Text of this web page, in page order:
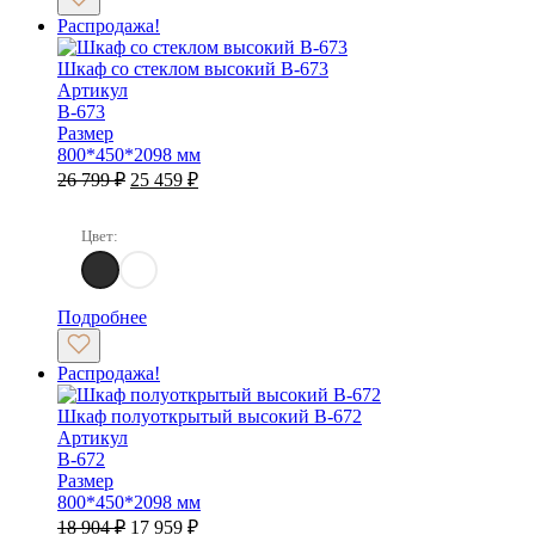
Распродажа!
Шкаф со стеклом высокий B-673
Артикул
B-673
Размер
800*450*2098 мм
26 799₽ Первоначальная
25 459 ₽Текущая
Цвет:
Сосна Касцина / Кубанит серый
Подробнее
Распродажа!
Шкаф полуоткрытый высокий B-672
Артикул
B-672
Размер
800*450*2098 мм
18 904₽ Первоначальная
17 959 ₽Текущая